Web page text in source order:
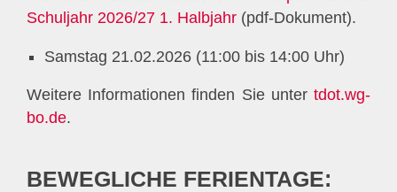
Schuljahr 2026/27 1. Halbjahr (pdf-Dokument).
Samstag 21.02.2026 (11:00 bis 14:00 Uhr)
Weitere Informationen finden Sie unter tdot.wg-
bo.de.
BEWEGLICHE FERIENTAGE: